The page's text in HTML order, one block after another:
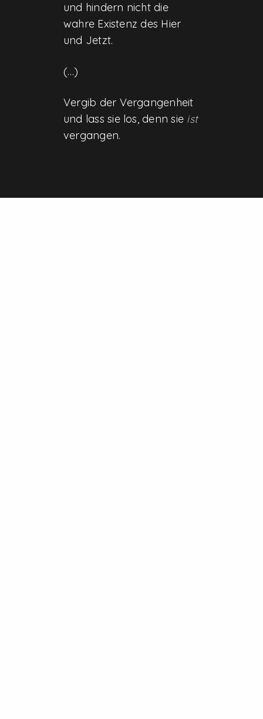
und hindern nicht die
wahre Existenz des Hier
und Jetzt.
(…)
Vergib der Vergangenheit
und lass sie los, denn sie ist
vergangen.